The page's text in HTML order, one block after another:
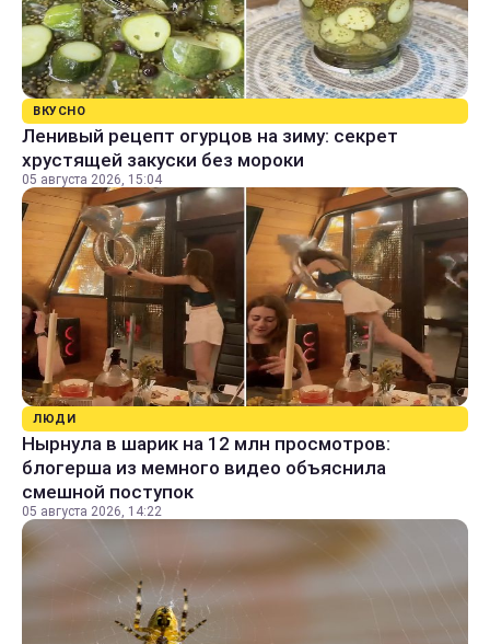
ВКУСНО
Ленивый рецепт огурцов на зиму: секрет
хрустящей закуски без мороки
05 августа 2026, 15:04
ЛЮДИ
Нырнула в шарик на 12 млн просмотров:
блогерша из мемного видео объяснила
смешной поступок
05 августа 2026, 14:22